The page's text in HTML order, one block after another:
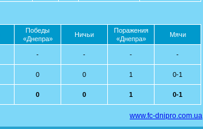
Победы
«Днепра»
Ничьи
Поражения
«Днепра»
Мячи
- - - -
0 0 1 0-1
0 0 1 0-1
www.fc-dnipro.com.ua